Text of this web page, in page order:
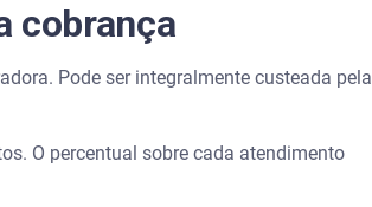
cobrança
Pode ser integralmente custeada pela
O percentual sobre cada atendimento